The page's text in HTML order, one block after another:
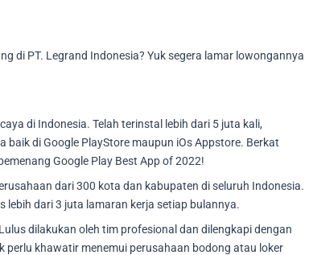
di PT. Legrand Indonesia? Yuk segera lamar lowongannya
di Indonesia. Telah terinstal lebih dari 5 juta kali,
di Google PlayStore maupun iOs Appstore. Berkat
Google Play Best App of 2022!
dari 300 kota dan kabupaten di seluruh Indonesia.
lebih dari 3 juta lamaran kerja setiap bulannya.
dilakukan oleh tim profesional dan dilengkapi dengan
khawatir menemui perusahaan bodong atau loker